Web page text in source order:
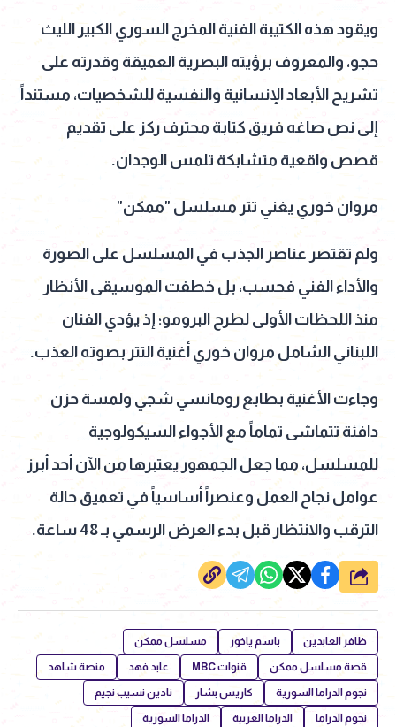
ويقود هذه الكتيبة الفنية المخرج السوري الكبير الليث
حجو، والمعروف برؤيته البصرية العميقة وقدرته على
تشريح الأبعاد الإنسانية والنفسية للشخصيات، مستنداً
إلى نص صاغه فريق كتابة محترف ركز على تقديم
قصص واقعية متشابكة تلمس الوجدان.
مروان خوري يغني تتر مسلسل "ممكن"
ولم تقتصر عناصر الجذب في المسلسل على الصورة
والأداء الفني فحسب، بل خطفت الموسيقى الأنظار
منذ اللحظات الأولى لطرح البرومو؛ إذ يؤدي الفنان
اللبناني الشامل مروان خوري أغنية التتر بصوته العذب.
وجاءت الأغنية بطابع رومانسي شجي ولمسة حزن
دافئة تتماشى تماماً مع الأجواء السيكولوجية
للمسلسل، مما جعل الجمهور يعتبرها من الآن أحد أبرز
عوامل نجاح العمل وعنصراً أساسياً في تعميق حالة
الترقب والانتظار قبل بدء العرض الرسمي بـ 48 ساعة.
شارك
ظافر العابدين باسم ياخور مسلسل ممكن
قصة مسلسل ممكن قنوات MBC عابد فهد منصة شاهد
نجوم الدراما السورية كاريس بشار نادين نسيب نجيم
نجوم الدراما الدراما العربية الدراما السورية